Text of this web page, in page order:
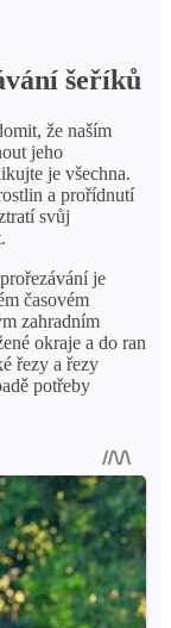
šeříků
že naším
jeho
je všechna.
a prořídnutí
svůj
je
časovém
zahradním
okraje a do ran
řezy a řezy
potřeby